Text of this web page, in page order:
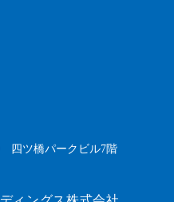
四ツ橋パークビル7階